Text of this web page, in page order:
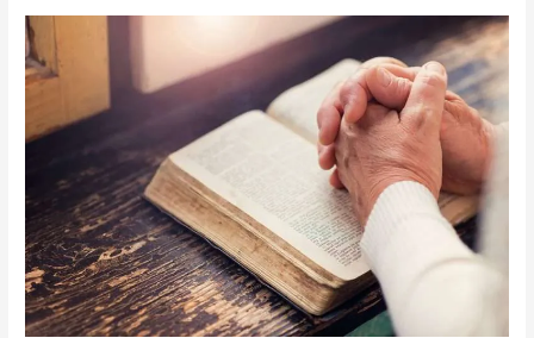
una
discepola
amata
da
Gesù